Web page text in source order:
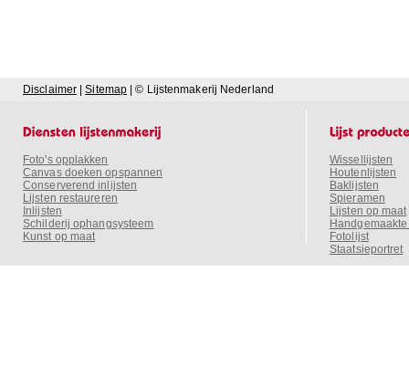
Disclaimer |Sitemap | © Lijstenmakerij Nederland
Foto's opplakken
Canvas doeken opspannen
Conserverend inlijsten
Lijsten restaureren
Inlijsten
Schilderij ophangsysteem
Kunst op maat
Wissellijsten
Houtenlijsten
Baklijsten
Spieramen
Lijsten op maat
Fotolijst
Staatsieportret